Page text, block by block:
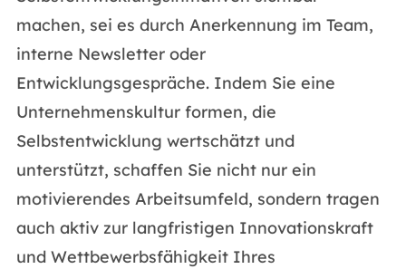
machen, sei es durch Anerkennung im Team,
interne Newsletter oder
Entwicklungsgespräche. Indem Sie eine
Unternehmenskultur formen, die
Selbstentwicklung wertschätzt und
unterstützt, schaffen Sie nicht nur ein
motivierendes Arbeitsumfeld, sondern tragen
auch aktiv zur langfristigen Innovationskraft
und Wettbewerbsfähigkeit Ihres